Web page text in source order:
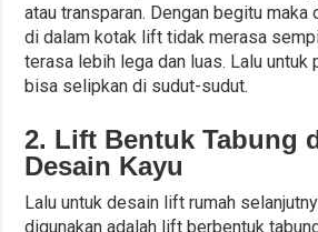
atau transparan. Dengan begitu maka
di dalam kotak lift tidak merasa
terasa lebih lega dan luas. Lalu untuk
bisa selipkan di sudut-sudut.
2. Lift Bentuk Tabung
Desain Kayu
Lalu untuk desain lift rumah
digunakan adalah lift berbentuk